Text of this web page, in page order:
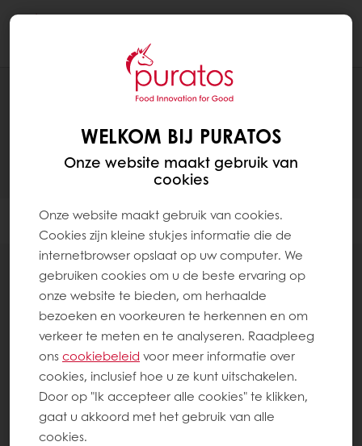
Filter
Banketbakkersroom
Meer over Banketbakkersroom
WELKOM BIJ PURATOS
Onze website maakt gebruik van
cookies
Onze website maakt gebruik van cookies.
Cookies zijn kleine stukjes informatie die de
internetbrowser opslaat op uw computer. We
gebruiken cookies om u de beste ervaring op
onze website te bieden, om herhaalde
bezoeken en voorkeuren te herkennen en om
verkeer te meten en te analyseren. Raadpleeg
onscookiebeleid voor meer informatie over
cookies, inclusief hoe u ze kunt uitschakelen.
Door op "Ik accepteer alle cookies" te klikken,
gaat u akkoord met het gebruik van alle
cookies.